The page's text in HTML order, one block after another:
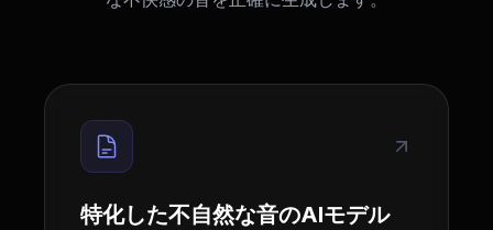
特化した不自然な音のAIモデル